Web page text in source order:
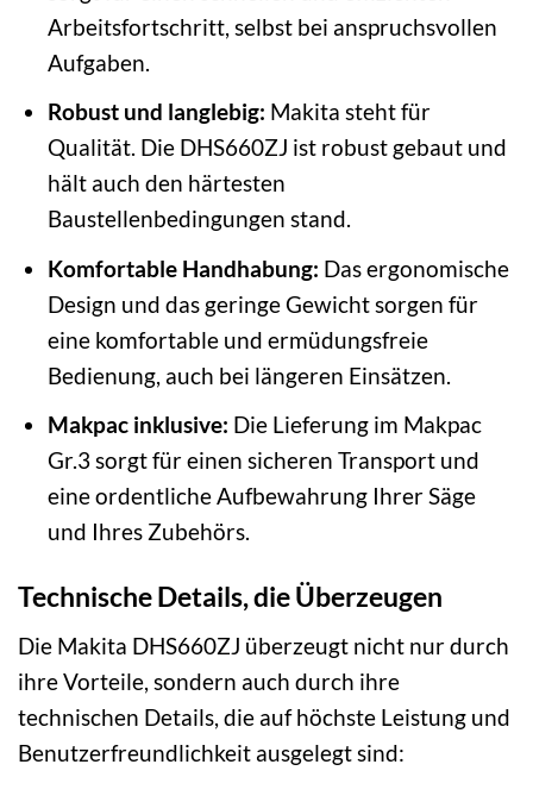
Arbeitsfortschritt, selbst bei anspruchsvollen
Aufgaben.
Robust und langlebig: Makita steht für
Qualität. Die DHS660ZJ ist robust gebaut und
hält auch den härtesten
Baustellenbedingungen stand.
Komfortable Handhabung: Das ergonomische
Design und das geringe Gewicht sorgen für
eine komfortable und ermüdungsfreie
Bedienung, auch bei längeren Einsätzen.
Makpac inklusive: Die Lieferung im Makpac
Gr.3 sorgt für einen sicheren Transport und
eine ordentliche Aufbewahrung Ihrer Säge
und Ihres Zubehörs.
Technische Details, die Überzeugen
Die Makita DHS660ZJ überzeugt nicht nur durch
ihre Vorteile, sondern auch durch ihre
technischen Details, die auf höchste Leistung und
Benutzerfreundlichkeit ausgelegt sind: